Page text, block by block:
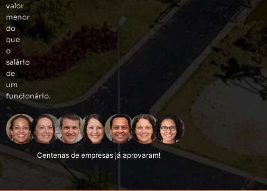
valor
menor
do
que
o
salário
de
um
funcionário.